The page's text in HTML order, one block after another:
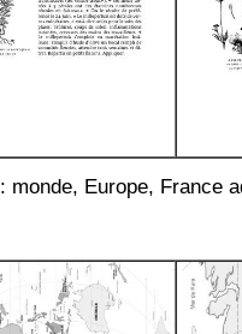
: monde, Europe, France